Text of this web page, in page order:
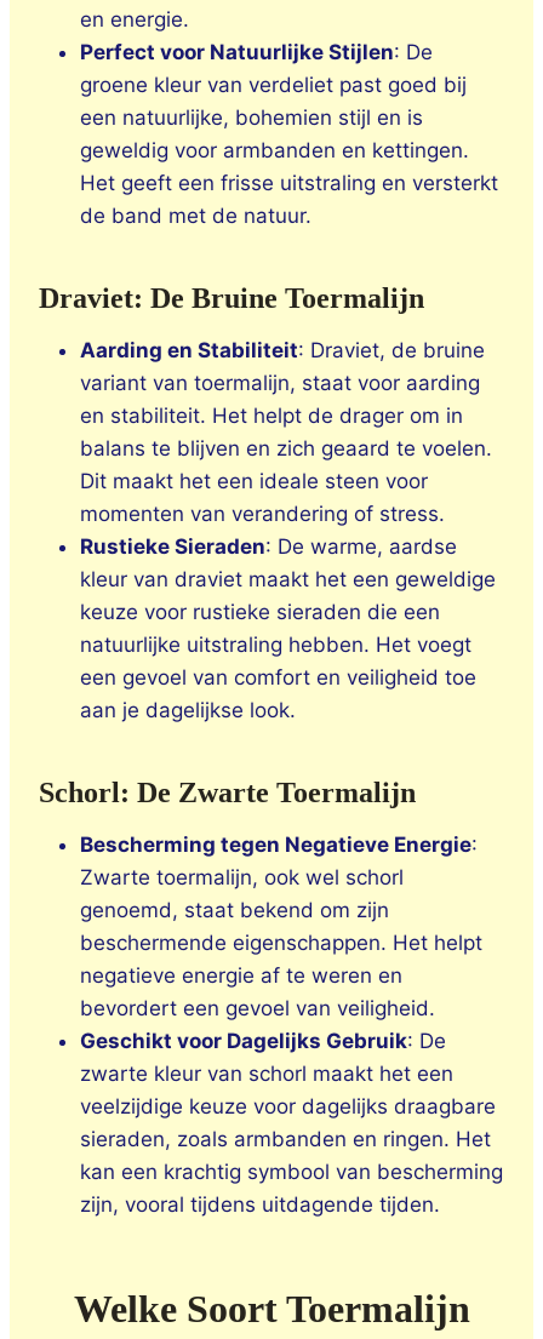
en energie.
Perfect voor Natuurlijke Stijlen: De
groene kleur van verdeliet past goed bij
een natuurlijke, bohemien stijl en is
geweldig voor armbanden en kettingen.
Het geeft een frisse uitstraling en versterkt
de band met de natuur.
Draviet: De Bruine Toermalijn
Aarding en Stabiliteit: Draviet, de bruine
variant van toermalijn, staat voor aarding
en stabiliteit. Het helpt de drager om in
balans te blijven en zich geaard te voelen.
Dit maakt het een ideale steen voor
momenten van verandering of stress.
Rustieke Sieraden: De warme, aardse
kleur van draviet maakt het een geweldige
keuze voor rustieke sieraden die een
natuurlijke uitstraling hebben. Het voegt
een gevoel van comfort en veiligheid toe
aan je dagelijkse look.
Schorl: De Zwarte Toermalijn
Bescherming tegen Negatieve Energie:
Zwarte toermalijn, ook wel schorl
genoemd, staat bekend om zijn
beschermende eigenschappen. Het helpt
negatieve energie af te weren en
bevordert een gevoel van veiligheid.
Geschikt voor Dagelijks Gebruik: De
zwarte kleur van schorl maakt het een
veelzijdige keuze voor dagelijks draagbare
sieraden, zoals armbanden en ringen. Het
kan een krachtig symbool van bescherming
zijn, vooral tijdens uitdagende tijden.
Welke Soort Toermalijn